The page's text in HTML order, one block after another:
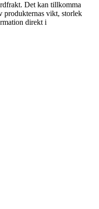
Det kan tillkomma
produkternas vikt, storlek
direkt i